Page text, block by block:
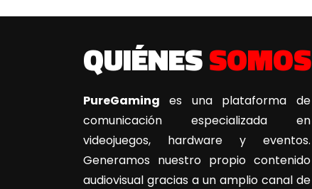
QUIÉNESSOMOS
PureGaming es una plataforma de
comunicación especializada en
videojuegos, hardware y eventos.
Generamos nuestro propio contenido
audiovisual gracias a un amplio canal de